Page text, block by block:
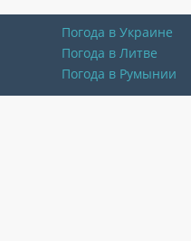
Погода в Украине
Погода в Литве
Погода в Румынии